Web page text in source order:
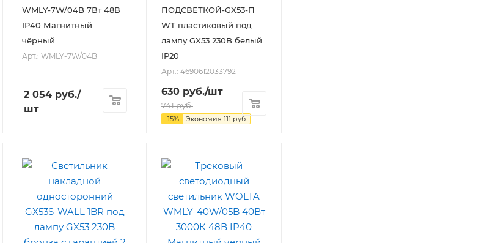
WMLY-7W/04B 7Вт 48В
IP40 Магнитный
чёрный
Арт.: WMLY-7W/04B
2 054 руб./
шт
ПОДСВЕТКОЙ-GX53-П
WT пластиковый под
лампу GX53 230B белый
IP20
Арт.: 4690612033792
630 руб./шт
741руб.
-15% Экономия 111 руб.